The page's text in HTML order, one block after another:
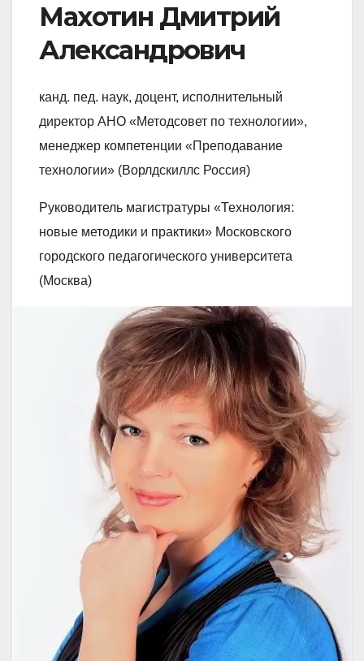
Махотин Дмитрий
Александрович
канд. пед. наук, доцент, исполнительный
директор АНО «Методсовет по технологии»,
менеджер компетенции «Преподавание
технологии» (Ворлдскиллс Россия)
Руководитель магистратуры «Технология:
новые методики и практики» Московского
городского педагогического университета
(Москва)